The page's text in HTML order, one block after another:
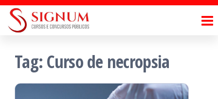
Pular
conteúdoTag: Curso de necropsia